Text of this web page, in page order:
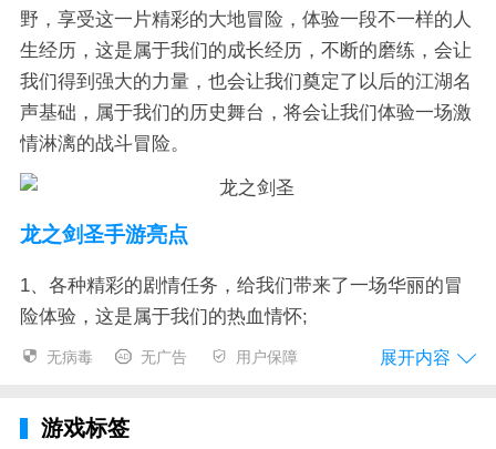
野，享受这一片精彩的大地冒险，体验一段不一样的人
生经历，这是属于我们的成长经历，不断的磨练，会让
我们得到强大的力量，也会让我们奠定了以后的江湖名
声基础，属于我们的历史舞台，将会让我们体验一场激
情淋漓的战斗冒险。
龙之剑圣手游亮点
1、各种精彩的剧情任务，给我们带来了一场华丽的冒
险体验，这是属于我们的热血情怀;
2、庞大的场景地图，自由的冒险探索，不断的变强能
3、奇幻萌宠的陪伴同行，给我们带来了极致的欢愉，
无病毒 无广告 用户保障 展开内容
游戏标签